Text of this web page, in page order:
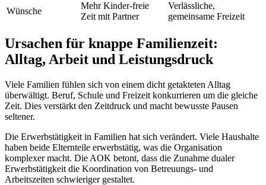
Wünsche
Mehr Kinder-freie
Zeit mit Partner
Verlässliche,
gemeinsame Freizeit
Ursachen für knappe Familienzeit:
Alltag, Arbeit und Leistungsdruck
Viele Familien fühlen sich von einem dicht getakteten Alltag
überwältigt. Beruf, Schule und Freizeit konkurrieren um die gleiche
Zeit. Dies verstärkt den Zeitdruck und macht bewusste Pausen
seltener.
Die Erwerbstätigkeit in Familien hat sich verändert. Viele Haushalte
haben beide Elternteile erwerbstätig, was die Organisation
komplexer macht. Die AOK betont, dass die Zunahme dualer
Erwerbstätigkeit die Koordination von Betreuungs- und
Arbeitszeiten schwieriger gestaltet.